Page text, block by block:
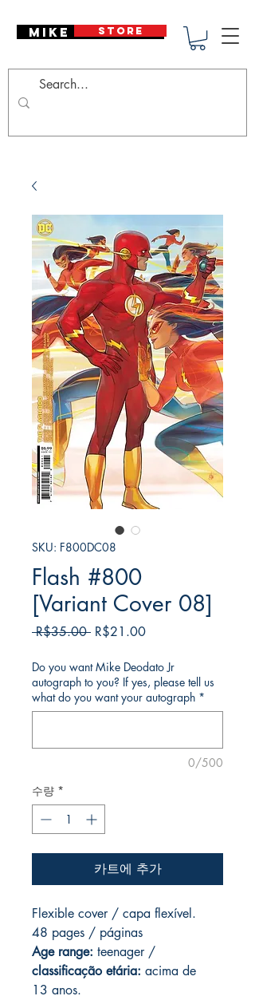
Mike Deodato
STORE
SKU: F800DC08
Flash #800
[Variant Cover 08]
R$35.00 일
가
R$21.00할
가
Do you want Mike Deodato Jr
autograph to you? If yes, please tell us
what do you want your autograph *
0/500
수량 *
카트에 추가
Flexible cover / capa flexível.
48 pages / páginas
Age range: teenager /
classificação etária: acima de
13 anos.